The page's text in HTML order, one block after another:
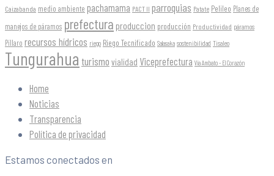
Caizabanda medio ambiente pachamama PACT II parroquias Patate Pelileo Planes de
manejos de páramos prefectura produccion producción Productividad páramos
Píllaro recursos hídricos riego Riego Tecnificado Salasaka sostenibilidad Tisaleo
Tungurahua turismo vialidad Viceprefectura Vía Ambato - El Corazón
Home
Noticias
Transparencia
Política de privacidad
Estamos conectados en